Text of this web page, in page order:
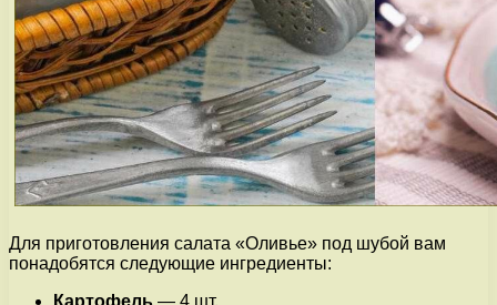
Для приготовления салата «Оливье» под шубой вам
понадобятся следующие ингредиенты:
Картофель — 4 шт.